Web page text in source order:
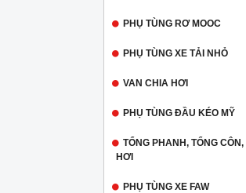
PHỤ TÙNG RƠ MOOC
PHỤ TÙNG XE TẢI NHỎ
VAN CHIA HƠI
PHỤ TÙNG ĐẦU KÉO MỸ
TỔNG PHANH, TỔNG
HƠI
PHỤ TÙNG XE FAW